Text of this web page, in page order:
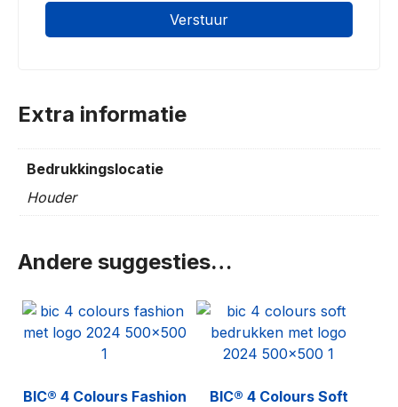
Extra informatie
Bedrukkingslocatie
Houder
Andere suggesties…
BIC® 4 Colours Fashion
BIC® 4 Colours Soft